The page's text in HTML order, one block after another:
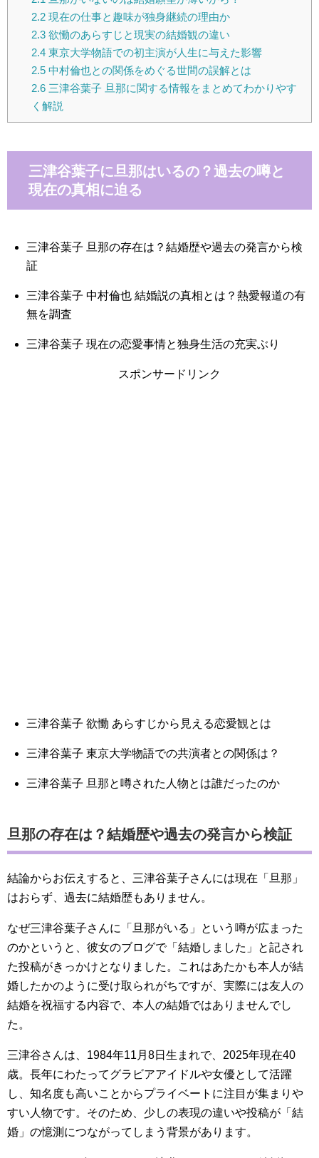
2.2現在の仕事と趣味が独身継続の理由か
2.3欲慟のあらすじと現実の結婚観の違い
2.4東京大学物語での初主演が人生に与えた影響
2.5中村倫也との関係をめぐる世間の誤解とは
2.6三津谷葉子 旦那に関する情報をまとめてわかりやす
く解説
三津谷葉子に旦那はいるの？過去の噂と
現在の真相に迫る
三津谷葉子 旦那の存在は？結婚歴や過去の発言から検
証
三津谷葉子 中村倫也 結婚説の真相とは？熱愛報道の有
無を調査
三津谷葉子 現在の恋愛事情と独身生活の充実ぶり
スポンサードリンク
三津谷葉子 欲慟 あらすじから見える恋愛観とは
三津谷葉子 東京大学物語での共演者との関係は？
三津谷葉子 旦那と噂された人物とは誰だったのか
旦那の存在は？結婚歴や過去の発言から検証
結論からお伝えすると、三津谷葉子さんには現在「旦那」
はおらず、過去に結婚歴もありません。
なぜ三津谷葉子さんに「旦那がいる」という噂が広まった
のかというと、彼女のブログで「結婚しました」と記され
た投稿がきっかけとなりました。これはあたかも本人が結
婚したかのように受け取られがちですが、実際には友人の
結婚を祝福する内容で、本人の結婚ではありませんでし
た。
三津谷さんは、1984年11月8日生まれで、2025年現在40
歳。長年にわたってグラビアアイドルや女優として活躍
し、知名度も高いことからプライベートに注目が集まりや
すい人物です。そのため、少しの表現の違いや投稿が「結
婚」の憶測につながってしまう背景があります。